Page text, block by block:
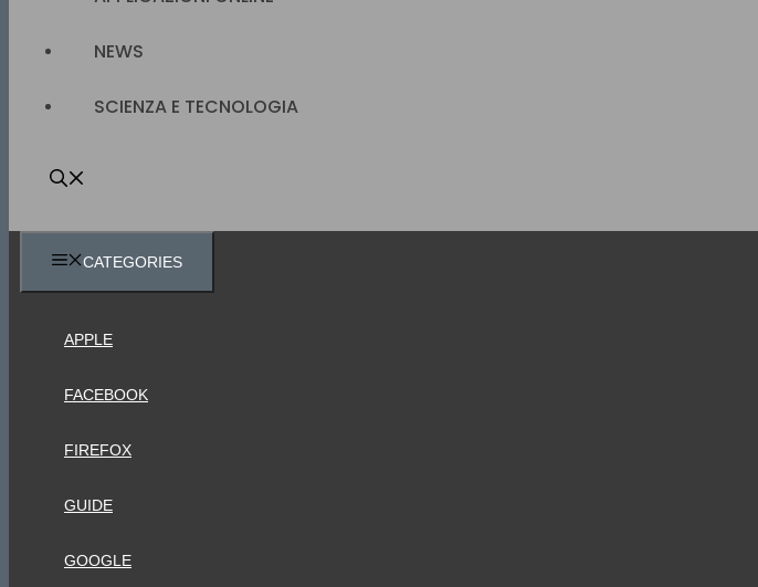
NEWS
SCIENZA E TECNOLOGIA
CATEGORIES
APPLE
FACEBOOK
FIREFOX
GUIDE
GOOGLE